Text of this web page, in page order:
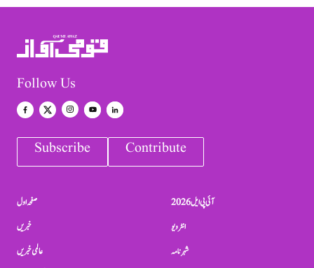
Follow Us
Subscribe Contribute
صفحہ اول
خبریں
عالمی خبریں
آئی پی ایل 2026
انٹرویو
شہرنامہ